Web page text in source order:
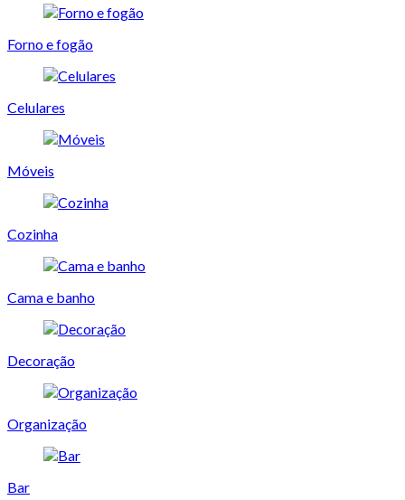
Forno e fogão
Celulares
Móveis
Cozinha
Cama e banho
Decoração
Organização
Bar